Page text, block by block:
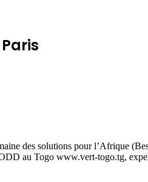
des solutions pour l’Afrique
au Togo www.vert-togo.tg,